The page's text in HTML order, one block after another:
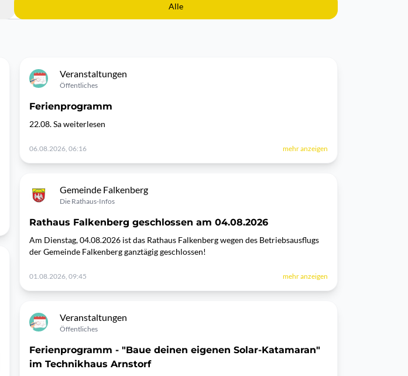
Alle
Veranstaltungen
Öffentliches
Ferienprogramm
22.08. Sa weiterlesen
06.08.2026, 06:16 mehr anzeigen
Gemeinde Falkenberg
Die Rathaus-Infos
Rathaus Falkenberg geschlossen am 04.08.2026
Am Dienstag, 04.08.2026 ist das Rathaus Falkenberg wegen des Betriebsausflugs
der Gemeinde Falkenberg ganztägig geschlossen!
01.08.2026, 09:45 mehr anzeigen
Veranstaltungen
Öffentliches
Ferienprogramm - "Baue deinen eigenen Solar-Katamaran"
im Technikhaus Arnstorf